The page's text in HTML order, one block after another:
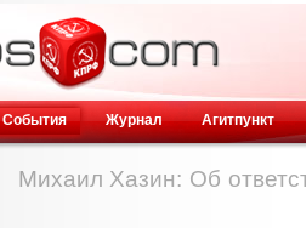
События Журнал Агитпункт
Михаил Хазин: Об